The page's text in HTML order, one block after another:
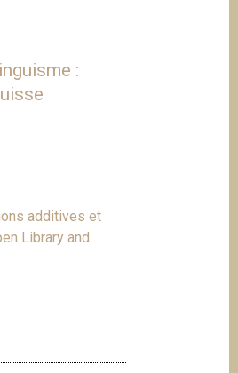
:
additives et
Library and